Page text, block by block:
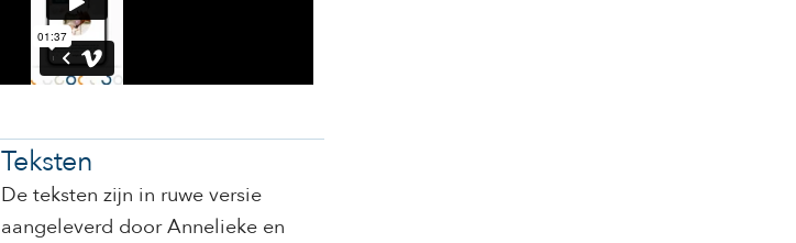
Teksten
De teksten zijn in ruwe versie
aangeleverd door Annelieke en